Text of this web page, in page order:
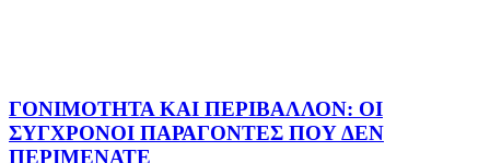
ΓΟΝΙΜΟΤΗΤΑ ΚΑΙ ΠΕΡΙΒΑΛΛΟΝ: ΟΙ
ΣΥΓΧΡΟΝΟΙ ΠΑΡΑΓΟΝΤΕΣ ΠΟΥ ΔΕΝ
ΠΕΡΙΜΕΝΑΤΕ